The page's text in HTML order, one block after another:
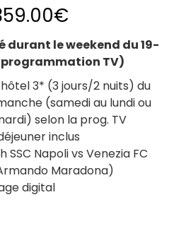
€
le weekend du 19-
TV)
3* (3 jours/2 nuits) du
(samedi au lundi ou
selon la prog. TV
inclus
SSC Napoli vs Venezia FC
Maradona)
digital